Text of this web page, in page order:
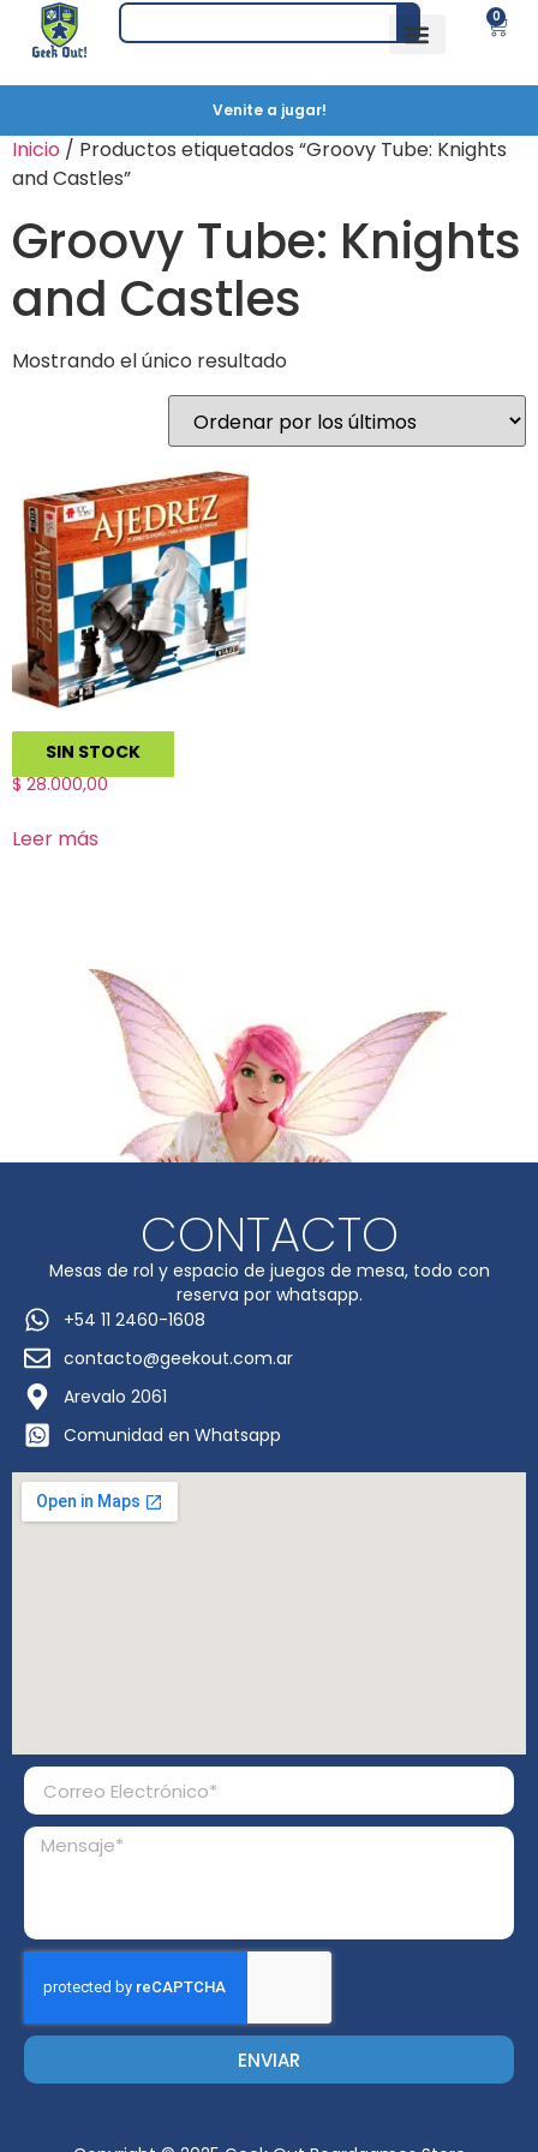
0
Venite a jugar!
Inicio / Productos etiquetados “Groovy Tube: Knights
and Castles”
Groovy Tube: Knights
and Castles
Mostrando el único resultado
SIN STOCK
Ajedrez
$ 28.000,00
Leer más
CONTACTO
Mesas de rol y espacio de juegos de mesa, todo con
reserva por whatsapp.
+54 11 2460-1608
contacto@geekout.com.ar
Arevalo 2061
Comunidad en Whatsapp
ENVIAR